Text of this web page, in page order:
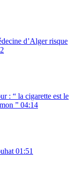
d’Alger risque
: “ la cigarette est le
” 04:14
01:51